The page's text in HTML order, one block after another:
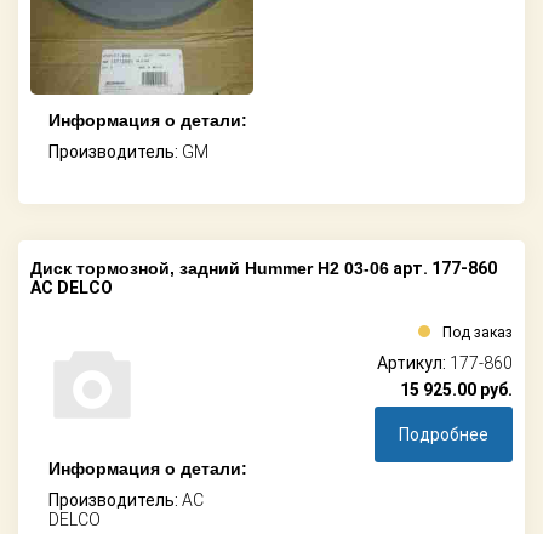
Информация о детали:
Производитель: GM
Диск тормозной, задний Hummer H2 03-06 арт. 177-860
AC DELCO
Информация о детали:
Производитель: AC
DELCO
Под заказ
Артикул: 177-860
15 925.00 руб.
Подробнее